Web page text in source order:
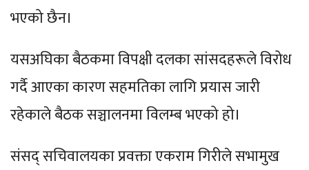
भएको छैन।
यसअघिका बैठकमा विपक्षी दलका सांसदहरूले विरोध
गर्दै आएका कारण सहमतिका लागि प्रयास जारी
रहेकाले बैठक सञ्चालनमा विलम्ब भएको हो।
संसद् सचिवालयका प्रवक्ता एकराम गिरीले सभामुख